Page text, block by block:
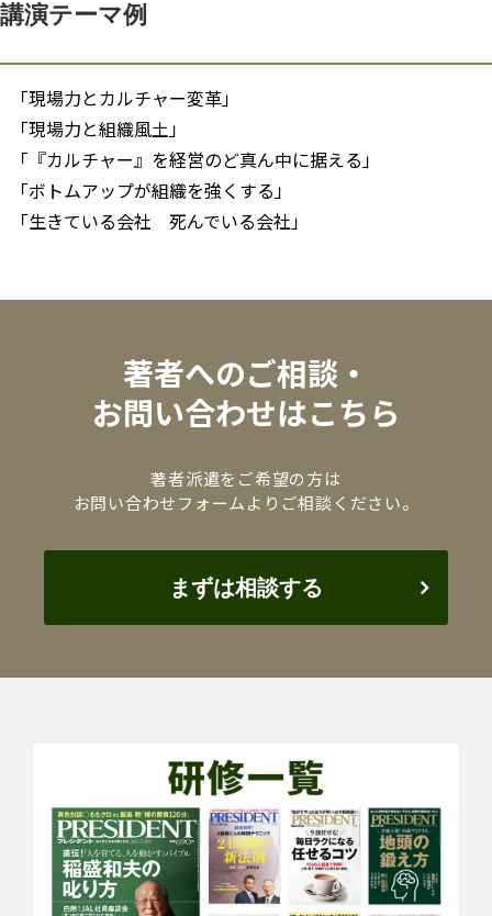
講演テーマ例
「現場力とカルチャー変革」
「現場力と組織風土」
「『カルチャー』を経営のど真ん中に据える」
「ボトムアップが組織を強くする」
「生きている会社 死んでいる会社」
著者へのご相談・
お問い合わせはこちら
著者派遣をご希望の方は
お問い合わせフォームよりご相談ください。
まずは相談する